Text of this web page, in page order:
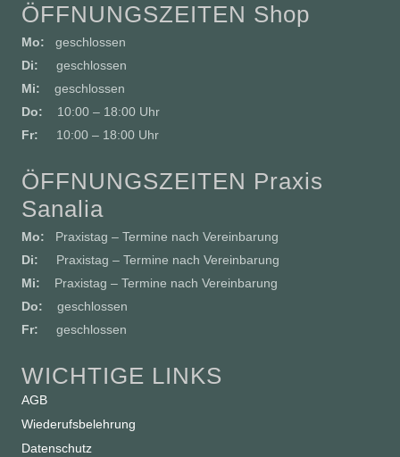
ÖFFNUNGSZEITEN Shop
Mo: geschlossen
Di: geschlossen
Mi: geschlossen
Do: 10:00 – 18:00 Uhr
Fr: 10:00 – 18:00 Uhr
ÖFFNUNGSZEITEN Praxis
Sanalia
Mo: Praxistag – Termine nach Vereinbarung
Di: Praxistag – Termine nach Vereinbarung
Mi: Praxistag – Termine nach Vereinbarung
Do: geschlossen
Fr: geschlossen
WICHTIGE LINKS
AGB
Wiederufsbelehrung
Datenschutz